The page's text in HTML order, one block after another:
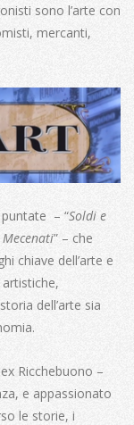
sono l’arte con
mercanti,
– “Soldi e
” – che
chiave dell’arte e
dell’arte sia
Ricchebuono –
e appassionato
le storie, i